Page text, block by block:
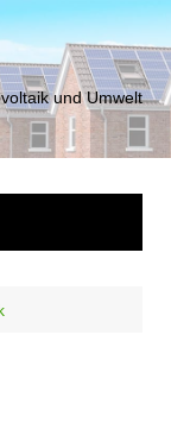
und Umwelt